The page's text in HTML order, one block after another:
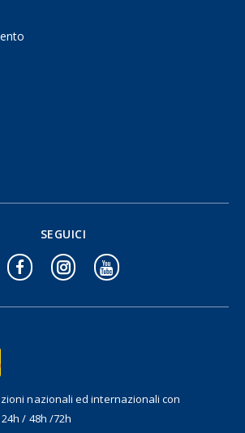
nazionali ed internazionalicon
/ 48h /72h
SEGUICI